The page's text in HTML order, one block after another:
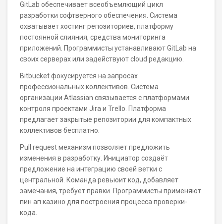
GitLab обеспечивает всеобъемлющий цикл
разработки софтверного обеспечения. Система
охватывает хостинг репозиториев, платформу
постоянной слияния, средства мониторинга
приложений. Программисты устанавливают GitLab на
своих серверах или задействуют cloud редакцию.
Bitbucket фокусируется на запросах
профессиональных коллективов. Система
организации Atlassian связывается с платформами
контроля проектами Jira и Trello. Платформа
предлагает закрытые репозитории для компактных
коллективов бесплатно.
Pull request механизм позволяет предложить
изменения в разработку. Инициатор создаёт
предложение на интеграцию своей ветки с
центральной. Команда ревьюит код, добавляет
замечания, требует правки. Программисты применяют
пин ап казино для построения процесса проверки-
кода.